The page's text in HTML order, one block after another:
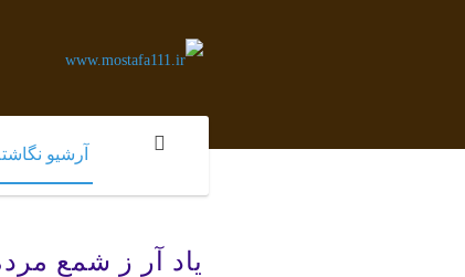
آرشیو
یاد آر ز شمع